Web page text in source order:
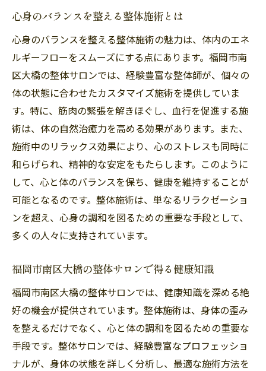
心身のバランスを整える整体施術とは
心身のバランスを整える整体施術の魅力は、体内のエネ
ルギーフローをスムーズにする点にあります。福岡市南
区大橋の整体サロンでは、経験豊富な整体師が、個々の
体の状態に合わせたカスタマイズ施術を提供していま
す。特に、筋肉の緊張を解きほぐし、血行を促進する施
術は、体の自然治癒力を高める効果があります。また、
施術中のリラックス効果により、心のストレスも同時に
和らげられ、精神的な安定をもたらします。このように
して、心と体のバランスを保ち、健康を維持することが
可能となるのです。整体施術は、単なるリラクゼーショ
ンを超え、心身の調和を図るための重要な手段として、
多くの人々に支持されています。
福岡市南区大橋の整体サロンで得る健康知識
福岡市南区大橋の整体サロンでは、健康知識を深める絶
好の機会が提供されています。整体施術は、身体の歪み
を整えるだけでなく、心と体の調和を図るための重要な
手段です。整体サロンでは、経験豊富なプロフェッショ
ナルが、身体の状態を詳しく分析し、最適な施術方法を